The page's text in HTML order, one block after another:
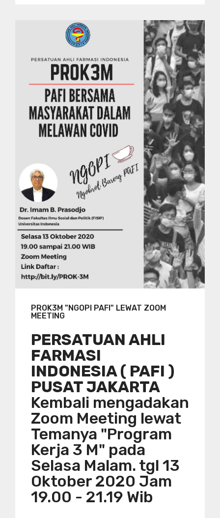
PROK3M "NGOPI PAFI" LEWAT ZOOM
MEETING
PERSATUAN AHLI
FARMASI
INDONESIA ( PAFI )
PUSAT JAKARTA
Kembali mengadakan
Zoom Meeting lewat
Temanya "Program
Kerja 3 M" pada
Selasa Malam. tgl 13
Oktober 2020 Jam
19.00 - 21.19 Wib